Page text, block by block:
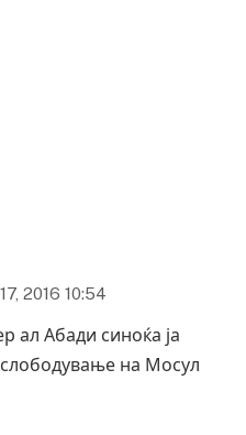
2016 10:54
ал Абади синоќа ја
на Мосул